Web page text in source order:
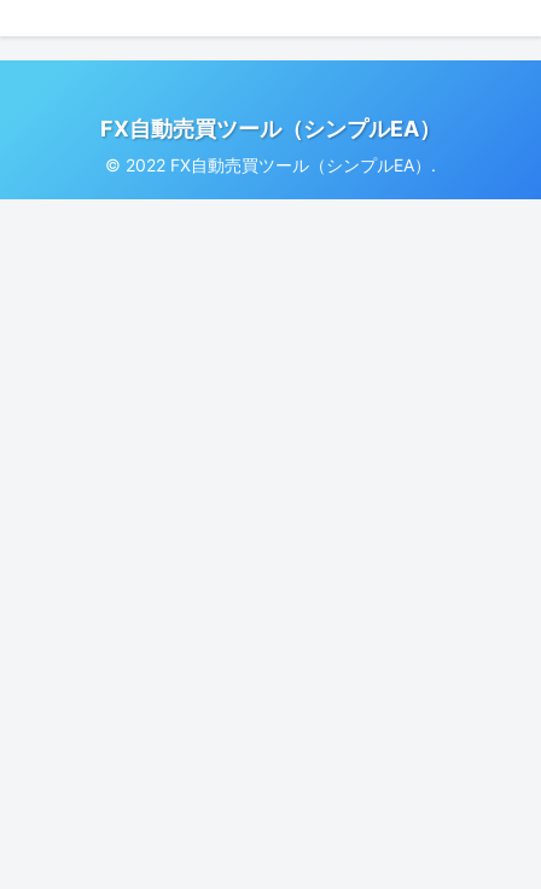
FX自動売買ツール（シンプルEA）
© 2022 FX自動売買ツール（シンプルEA）.